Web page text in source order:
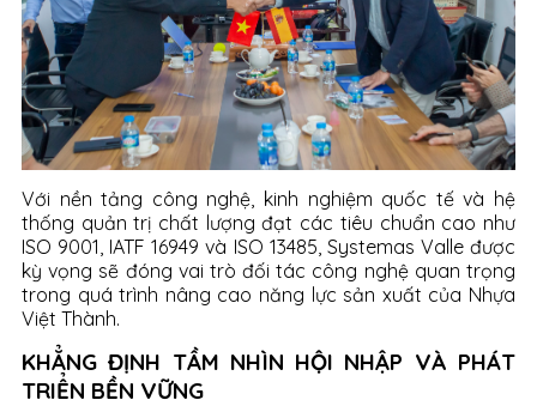
Với nền tảng công nghệ, kinh nghiệm quốc tế và hệ
thống quản trị chất lượng đạt các tiêu chuẩn cao như
ISO 9001, IATF 16949 và ISO 13485, Systemas Valle được
kỳ vọng sẽ đóng vai trò đối tác công nghệ quan trọng
trong quá trình nâng cao năng lực sản xuất của Nhựa
Việt Thành.
KHẲNG ĐỊNH TẦM NHÌN HỘI NHẬP VÀ PHÁT
TRIỂN BỀN VỮNG